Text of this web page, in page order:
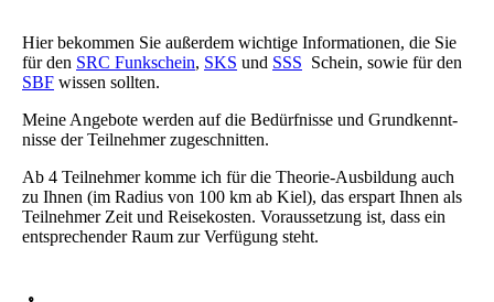
Hier bekommen Sie außerdem wichtige Informationen, die Sie
für den SRC Funkschein, SKS und SSS Schein, sowie für den
SBF wissen sollten.
Meine Angebote werden auf die Bedürfnisse und Grund­kennt­
nis­se der Teilnehmer zugeschnitten.
Ab 4 Teilnehmer komme ich für die Theorie-Ausbildung auch
zu Ihnen (im Radius von 100 km ab Kiel), das erspart Ihnen als
Teilnehmer Zeit und Reisekosten. Voraussetzung ist, dass ein
entsprechender Raum zur Verfügung steht.